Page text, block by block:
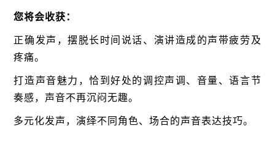
您将会收获：
正确发声，摆脱长时间说话、演讲造成的声带疲劳及
疼痛。
打造声音魅力，恰到好处的调控声调、音量、语言节
奏感，声音不再沉闷无趣。
多元化发声，演绎不同角色、场合的声音表达技巧。